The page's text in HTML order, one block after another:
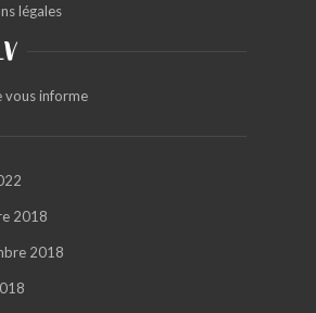
légales
vous informe
2018
2018